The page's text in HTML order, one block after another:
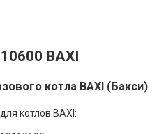
BAXI
котла BAXI (Бакси)
котлов BAXI: